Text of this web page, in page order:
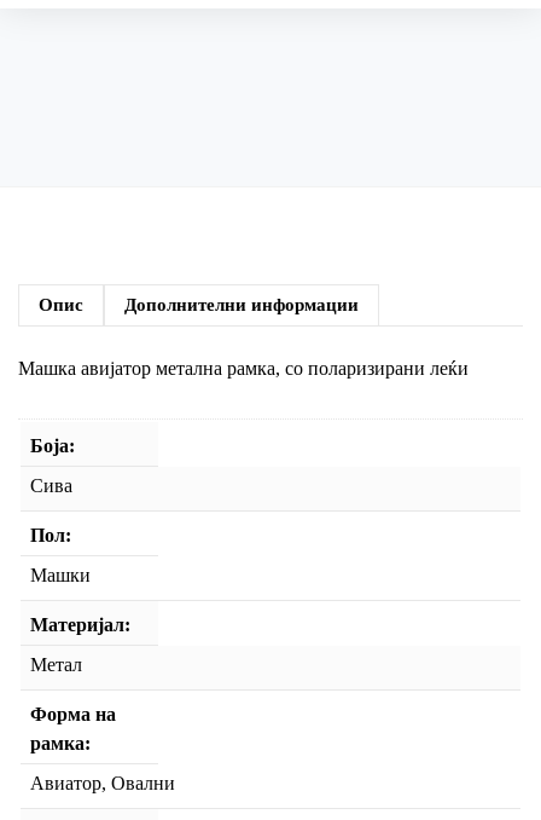
Опис Дополнителни информации
Машка авијатор метална рамка, со поларизирани леќи
Боја
Сива
Пол
Машки
Материјал
Метал
Форма на
рамка
Авиатор, Овални